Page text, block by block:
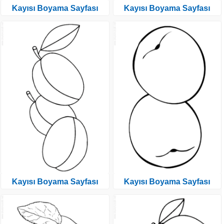
Kayısı Boyama Sayfası
Kayısı Boyama Sayfası
Kayısı Boyama Sayfası
Kayısı Boyama Sayfası